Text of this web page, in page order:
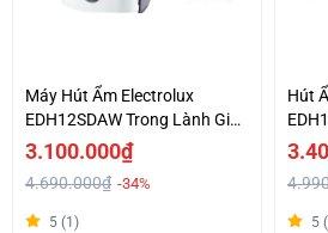
Máy Hút Ẩm Electrolux
EDH12SDAW Trong Lành Giá
Tốt
3.100.000₫
4.690.000₫ -34%
5 (1)
Hút
Góp
5